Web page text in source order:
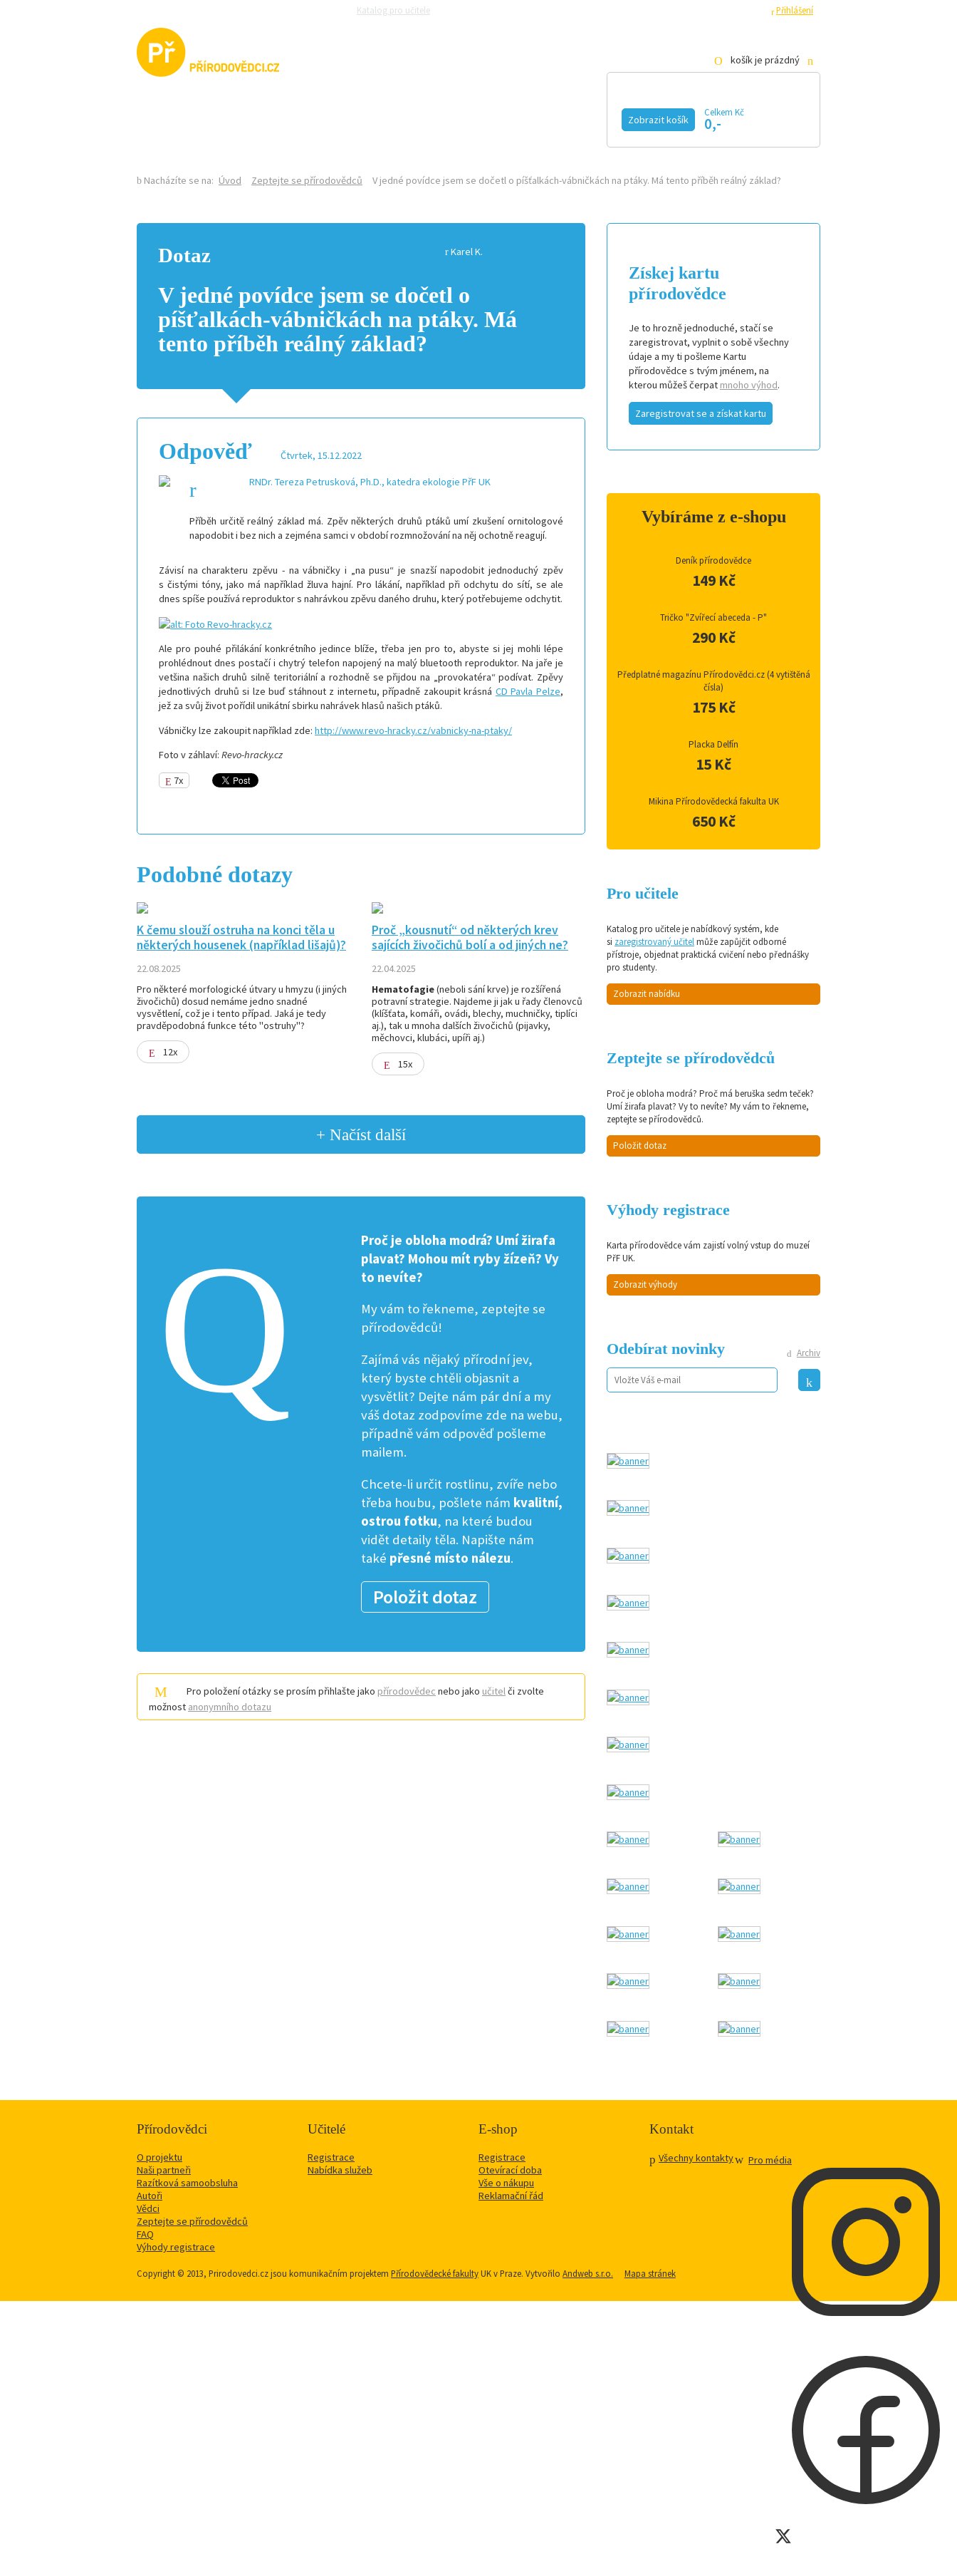
Přihlášení
Katalog pro učitele
košík je prázdný
Zobrazit košík
Celkem Kč
0,-
KE STAŽENÍ E-SHOP
Nacházíte se na: Úvod Zeptejte se přírodovědců V jedné povídce jsem se dočetl o píšťalkách-vábničkách na ptáky. Má tento příběh reálný základ?
Karel K.
Dotaz
V jedné povídce jsem se dočetl o
píšťalkách-vábničkách na ptáky. Má
tento příběh reálný základ?
Odpověď Čtvrtek, 15.12.2022
RNDr. Tereza Petrusková, Ph.D., katedra ekologie PřF UK
Příběh určitě reálný základ má. Zpěv některých druhů ptáků umí zkušení ornitologové
napodobit i bez nich a zejména samci v období rozmnožování na něj ochotně reagují.
Závisí na charakteru zpěvu - na vábničky i „na pusu“ je snazší napodobit jednoduchý zpěv
s čistými tóny, jako má například žluva hajní. Pro lákání, například při odchytu do sítí, se ale
dnes spíše používá reproduktor s nahrávkou zpěvu daného druhu, který potřebujeme odchytit.
Ale pro pouhé přilákání konkrétního jedince blíže, třeba jen pro to, abyste si jej mohli lépe
prohlédnout dnes postačí i chytrý telefon napojený na malý bluetooth reproduktor. Na jaře je
vetšina našich druhů silně teritoriální a rozhodně se přijdou na „provokatéra“ podívat. Zpěvy
jednotlivých druhů si lze buď stáhnout z internetu, případně zakoupit krásná CD Pavla Pelze,
jež za svůj život pořídil unikátní sbirku nahrávek hlasů našich ptáků.
Vábničky lze zakoupit například zde: http://www.revo-hracky.cz/vabnicky-na-ptaky/
Foto v záhlaví: Revo-hracky.cz
7x
Podobné dotazy
K čemu slouží ostruha na konci těla u
některých housenek (například lišajů)?
22.08.2025
Pro některé morfologické útvary u hmyzu (i jiných
živočichů) dosud nemáme jedno snadné
vysvětlení, což je i tento případ. Jaká je tedy
pravděpodobná funkce této "ostruhy"?
12x
Proč „kousnutí“ od některých krev
sajících živočichů bolí a od jiných ne?
22.04.2025
Hematofagie(neboli sání krve) je rozšířená
potravní strategie. Najdeme ji jak u řady členovců
(klíšťata, komáři, ovádi, blechy, muchničky, tiplíci
aj.), tak u mnoha dalších živočichů (pijavky,
měchovci, klubáci, upíři aj.)
15x
+ Načíst další
Proč je obloha modrá? Umí žirafa
plavat? Mohou mít ryby žízeň? Vy
to nevíte?
My vám to řekneme, zeptejte se
přírodovědců!
Zajímá vás nějaký přírodní jev,
který byste chtěli objasnit a
vysvětlit? Dejte nám pár dní a my
váš dotaz zodpovíme zde na webu,
případně vám odpověď pošleme
mailem.
Chcete-li určit rostlinu, zvíře nebo
třeba houbu, pošlete nám kvalitní,
ostrou fotku, na které budou
vidět detaily těla. Napište nám
také přesné místo nálezu.
Položit dotaz
Pro položení otázky se prosím přihlašte jako přírodovědec nebo jako učitelči zvolte
možnost anonymního dotazu
Získej kartu
přírodovědce
Je to hrozně jednoduché, stačí se
zaregistrovat, vyplnit o sobě všechny
údaje a my ti pošleme Kartu
přírodovědce s tvým jménem, na
kterou můžeš čerpat mnoho výhod.
Zaregistrovat se a získat kartu
Vybíráme z e-shopu
Deník přírodovědce
149 Kč
Tričko "Zvířecí abeceda - P"
290 Kč
Předplatné magazínu Přírodovědci.cz (4 vytištěná
čísla)
175 Kč
Placka Delfín
15 Kč
Mikina Přírodovědecká fakulta UK
650 Kč
Pro učitele
Katalog pro učitele je nabídkový systém, kde
si zaregistrovaný učitelmůže zapůjčit odborné
přístroje, objednat praktická cvičení nebo přednášky
pro studenty.
Zobrazit nabídku
Zeptejte se přírodovědců
Proč je obloha modrá? Proč má beruška sedm teček?
Umí žirafa plavat? Vy to nevíte? My vám to řekneme,
zeptejte se přírodovědců.
Položit dotaz
Výhody registrace
Karta přírodovědce vám zajistí volný vstup do muzeí
PřF UK.
Zobrazit výhody
Archiv
Odebírat novinky
Přírodovědci
O projektu
Naši partneři
Razítková samoobsluha
Autoři
Vědci
Zeptejte se přírodovědců
FAQ
Výhody registrace
Učitelé
Registrace
Nabídka služeb
E-shop
Registrace
Otevírací doba
Vše o nákupu
Reklamační řád
Kontakt
Všechny kontakty Pro média
Copyright © 2013, Prirodovedci.cz jsou komunikačním projektem Přírodovědecké fakultyUK v Praze. Vytvořilo Andweb s.r.o. Mapa stránek